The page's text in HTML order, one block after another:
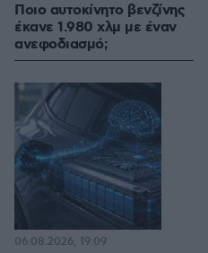
Ποιο αυτοκίνητο βενζίνης
έκανε 1.980 χλμ με έναν
ανεφοδιασμό;
06.08.2026, 19:09